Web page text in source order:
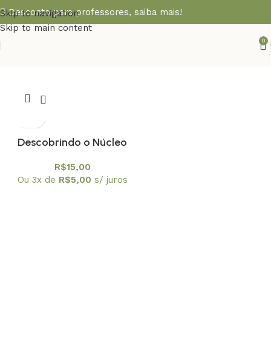
Skip to navigation
Skip to main content
Desconto para professores, saiba mais!
0
Descobrindo o Núcleo
R$15,00
Ou 3x de R$5,00 s/ juros